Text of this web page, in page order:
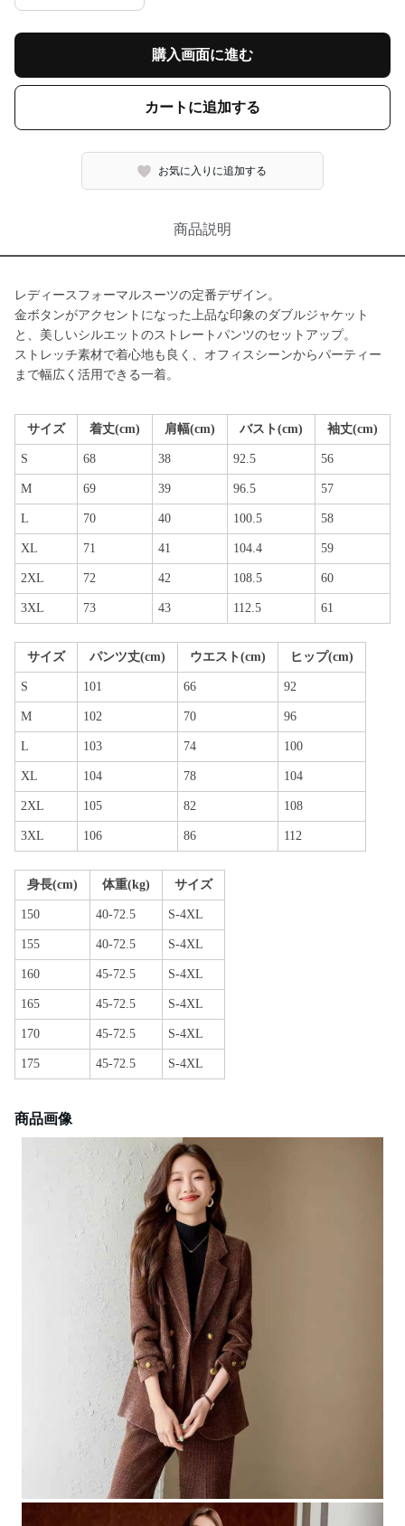
購入画面に進む
カートに追加する
お気に入りに追加する
商品説明
レディースフォーマルスーツの定番デザイン。
金ボタンがアクセントになった上品な印象のダブルジャケット
と、美しいシルエットのストレートパンツのセットアップ。
ストレッチ素材で着心地も良く、オフィスシーンからパーティー
まで幅広く活用できる一着。
サイズ 着丈(cm) 肩幅(cm) バスト(cm) 袖丈(cm)
S 68 38 92.5 56
M 69 39 96.5 57
L 70 40 100.5 58
XL 71 41 104.4 59
2XL 72 42 108.5 60
3XL 73 43 112.5 61
サイズ パンツ丈(cm) ウエスト(cm) ヒップ(cm)
S 101 66 92
M 102 70 96
L 103 74 100
XL 104 78 104
2XL 105 82 108
3XL 106 86 112
身長(cm) 体重(kg) サイズ
150 40-72.5 S-4XL
155 40-72.5 S-4XL
160 45-72.5 S-4XL
165 45-72.5 S-4XL
170 45-72.5 S-4XL
175 45-72.5 S-4XL
商品画像